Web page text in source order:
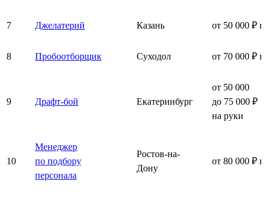
7 Джелатерий Казань от 50 000 ₽
8 Пробоотборщик Суходол от 70 000 ₽
9 Драфт-бой Екатеринбург
от 50 000
до 75 000 ₽
на руки
10
Менеджер
по подбору
персонала
Ростов-на-
Дону
от 80 000 ₽